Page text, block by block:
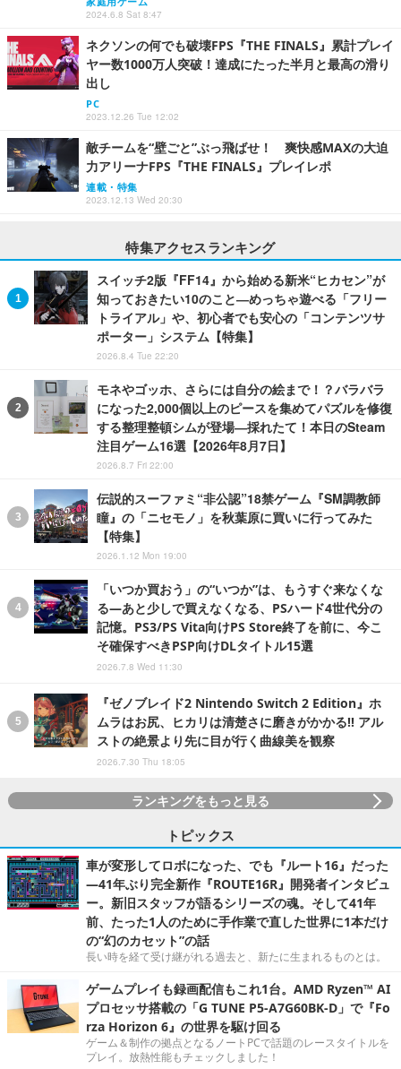
2024.6.8 Sat 8:47
ネクソンの何でも破壊FPS『THE FINALS』累計プレイ
ヤー数1000万人突破！達成にたった半月と最高の滑り
出し
PC
2023.12.26 Tue 12:02
敵チームを“壁ごと”ぶっ飛ばせ！ 爽快感MAXの大迫
力アリーナFPS『THE FINALS』プレイレポ
連載・特集
2023.12.13 Wed 20:30
特集アクセスランキング
スイッチ2版『FF14』から始める新米“ヒカセン”が
知っておきたい10のこと―めっちゃ遊べる「フリー
トライアル」や、初心者でも安心の「コンテンツサ
ポーター」システム【特集】
2026.8.4 Tue 22:20
モネやゴッホ、さらには自分の絵まで！？バラバラ
になった2,000個以上のピースを集めてパズルを修復
する整理整頓シムが登場―採れたて！本日のSteam
注目ゲーム16選【2026年8月7日】
2026.8.7 Fri 22:00
伝説的スーファミ“非公認”18禁ゲーム『SM調教師
瞳』の「ニセモノ」を秋葉原に買いに行ってみた
【特集】
2026.1.12 Mon 19:00
「いつか買おう」の“いつか”は、もうすぐ来なくな
る―あと少しで買えなくなる、PSハード4世代分の
記憶。PS3/PS Vita向けPS Store終了を前に、今こ
そ確保すべきPSP向けDLタイトル15選
2026.7.8 Wed 11:30
『ゼノブレイド2 Nintendo Switch 2 Edition』ホ
ムラはお尻、ヒカリは清楚さに磨きがかかる!! アル
ストの絶景より先に目が行く曲線美を観察
2026.7.30 Thu 18:05
ランキングをもっと見る
トピックス
車が変形してロボになった、でも『ルート16』だった
―41年ぶり完全新作『ROUTE16R』開発者インタビュ
ー。新旧スタッフが語るシリーズの魂。そして41年
前、たった1人のために手作業で直した世界に1本だけ
の“幻のカセット”の話
長い時を経て受け継がれる過去と、新たに生まれるものとは。
ゲームプレイも録画配信もこれ1台。AMD Ryzen™ AI
プロセッサ搭載の「G TUNE P5-A7G60BK-D」で『Fo
rza Horizon 6』の世界を駆け回る
ゲーム＆制作の拠点となるノートPCで話題のレースタイトルを
プレイ。放熱性能もチェックしました！